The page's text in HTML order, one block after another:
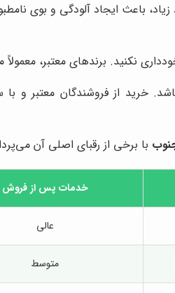
باعث ایجاد آلودگی و بوی
نکنید. برندهای معتبر،
خرید از فروشندگان معتبر و
با برخی از رقبای اصلی آن
خدمات پس از فروش
عالی
متوسط